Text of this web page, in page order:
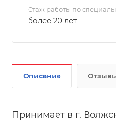
Стаж работы по
более 20 лет
Описание
Принимает в г.